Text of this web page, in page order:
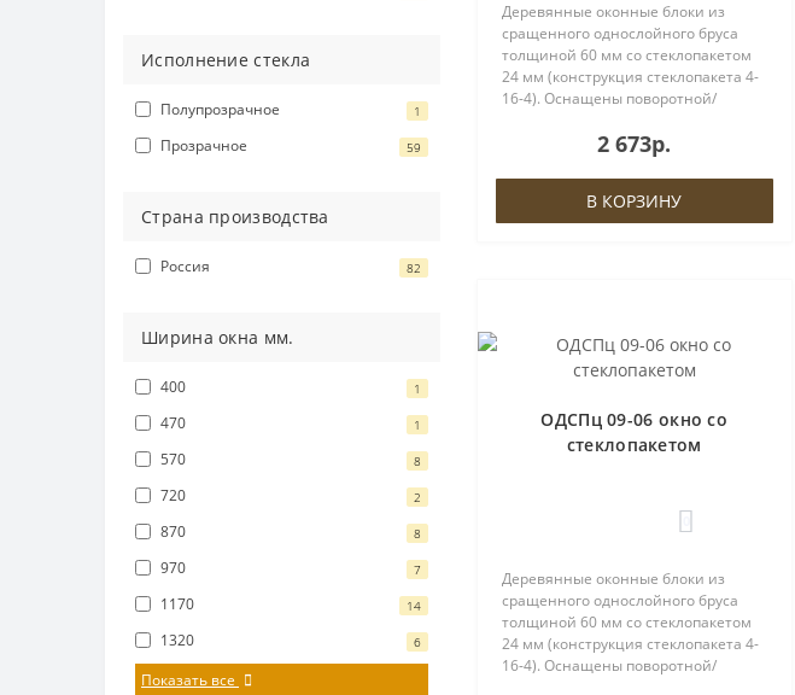
Исполнение стекла
Полупрозрачное 1
Прозрачное 59
Страна производства
Россия 82
Ширина окна мм.
400 1
470 1
570 8
720 2
870 8
970 7
1170 14
1320 6
Показать все
Деревянные оконные блоки из
сращенного однослойного бруса
толщиной 60 мм со стеклопакетом
24 мм (конструкция стеклопакета 4-
16-4). Оснащены поворотной/
ROTO, евроручкой и ввёртными
петлями либо петлями ROTO.На
створках пр..
2 673р.
В КОРЗИНУ
ОДСПц 09-06 окно со
стеклопакетом
Деревянные оконные блоки из
сращенного однослойного бруса
толщиной 60 мм со стеклопакетом
24 мм (конструкция стеклопакета 4-
16-4). Оснащены поворотной/